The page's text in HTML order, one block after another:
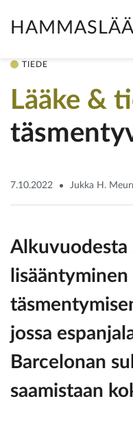
TIEDE
Lääke &
7.10.2022 Jukka H.
Alkuvuodesta
jossa
Barcelonan
saamistaan